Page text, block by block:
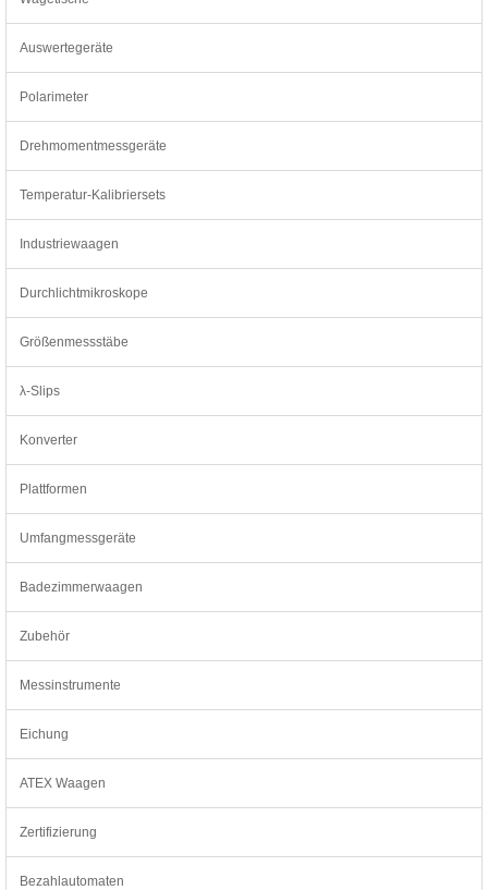
Auswertegeräte
Polarimeter
Drehmomentmessgeräte
Temperatur-Kalibriersets
Industriewaagen
Durchlichtmikroskope
Größenmessstäbe
λ-Slips
Konverter
Plattformen
Umfangmessgeräte
Badezimmerwaagen
Zubehör
Messinstrumente
Eichung
ATEX Waagen
Zertifizierung
Bezahlautomaten